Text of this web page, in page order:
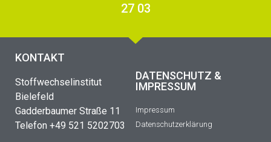
27 03
KONTAKT
Stoffwechselinstitut
Bielefeld
Gadderbaumer Straße 11
Telefon +49 521 5202703
DATENSCHUTZ &
IMPRESSUM
Impressum
Datenschutzerklärung